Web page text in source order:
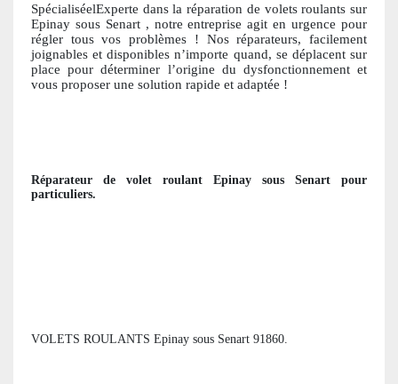
SpécialiséelExperte dans la réparation de volets roulants sur
Epinay sous Senart , notre entreprise agit en urgence pour
régler tous vos problèmes ! Nos réparateurs, facilement
joignables et disponibles n’importe quand, se déplacent sur
place pour déterminer l’origine du dysfonctionnement et
vous proposer une solution rapide et adaptée !
Réparateur de volet roulant Epinay sous Senart pour
particuliers.
VOLETS ROULANTS Epinay sous Senart 91860.